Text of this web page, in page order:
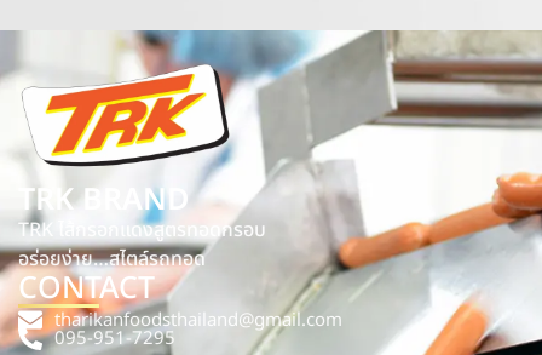
TRK BRAND
TRK ไส้กรอกแดงสูตรทอดกรอบ
อร่อยง่าย…สไตล์รถทอด
CONTACT
tharikanfoodsthailand@gmail.com
095-951-7295